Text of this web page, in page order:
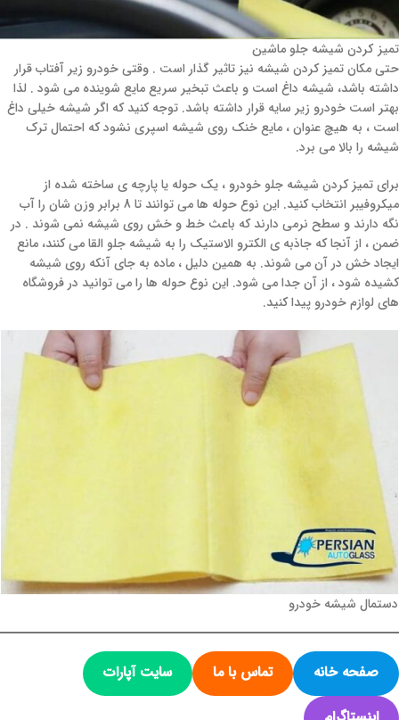
تميز كردن شيشه جلو ماشين
حتی مکان تمیز کردن شیشه نیز تاثیر گذار است . وقتی خودرو زیر آفتاب قرار
داشته باشد، شیشه داغ است و باعث تبخیر سریع مایع شوینده می شود . لذا
بهتر است خودرو زیر سایه قرار داشته باشد. توجه کنید که اگر شیشه خیلی داغ
است ، به هیچ عنوان ، مایع خنک روی شیشه اسپری نشود که احتمال ترک
شیشه را بالا می برد.
برای تمیز کردن شیشه جلو خودرو ، یک حوله یا پارچه ی ساخته شده از
میکروفیبر انتخاب کنید. این نوع حوله ها می توانند تا 8 برابر وزن شان را آب
نگه دارند و سطح نرمی دارند که باعث خط و خش روی شیشه نمی شوند . در
ضمن ، از آنجا که جاذبه ی الکترو الاستیک را به شیشه جلو القا می کنند، مانع
ایجاد خش در آن می شوند. به همین دلیل ، ماده به جای آنکه روی شیشه
کشیده شود ، از آن جدا می شود. این نوع حوله ها را می توانید در فروشگاه
های لوازم خودرو پیدا کنید.
دستمال شیشه خودرو
صفحه خانه تماس با ما سایت آپارات